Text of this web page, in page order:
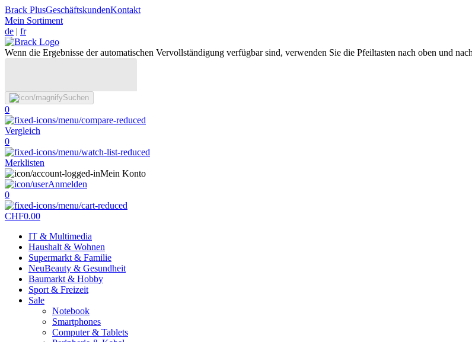
Brack PlusGeschäftskundenKontakt
Mein Sortiment
de | fr
Wenn die Ergebnisse der automatischen Vervollständigung verfügbar sind, verwenden Sie die Pfeiltasten nach oben und
Suchen
0
Vergleich
0
Merklisten
Mein Konto
Anmelden
0
CHF0.00
IT & Multimedia
Haushalt & Wohnen
Supermarkt & Familie
NeuBeauty & Gesundheit
Baumarkt & Hobby
Sport & Freizeit
Sale
Notebook
Smartphones
Computer & Tablets